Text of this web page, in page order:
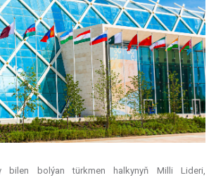
bilen bolýan türkmen halkynyň Milli Lideri,